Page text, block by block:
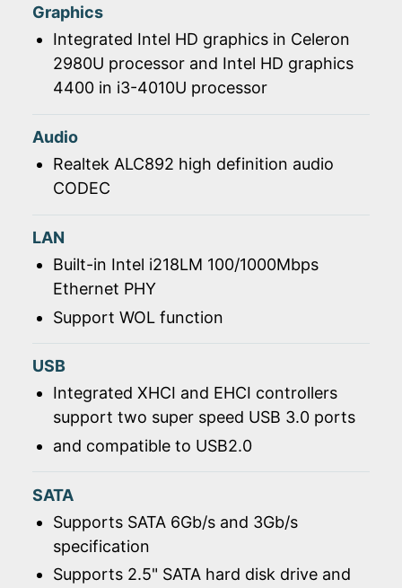
Graphics
Integrated Intel HD graphics in Celeron
2980U processor and Intel HD graphics
4400 in i3-4010U processor
Audio
Realtek ALC892 high definition audio
CODEC
LAN
Built-in Intel i218LM 100/1000Mbps
Ethernet PHY
Support WOL function
USB
Integrated XHCI and EHCI controllers
support two super speed USB 3.0 ports
and compatible to USB2.0
SATA
Supports SATA 6Gb/s and 3Gb/s
specification
Supports 2.5" SATA hard disk drive and